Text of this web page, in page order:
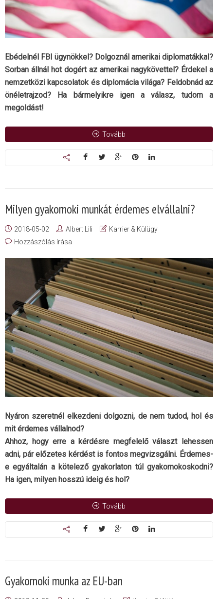
Ebédelnél FBI ügynökkel? Dolgoznál amerikai diplomatákkal?
Sorban állnál hot dogért az amerikai nagykövettel? Érdekel a
nemzetközi kapcsolatok és diplomácia világa? Feldobnád az
önéletrajzod? Ha bármelyikre igen a válasz, tudom a
megoldást!
Tovább
Milyen gyakornoki munkát érdemes elvállalni?
2018-05-02 Albert Lili
Karrier & Külügy
Hozzászólás írása
Nyáron szeretnél elkezdeni dolgozni, de nem tudod, hol és
mit érdemes vállalnod?
Ahhoz, hogy erre a kérdésre megfelelő választ lehessen
adni, pár előzetes kérdést is fontos megvizsgálni. Érdemes-
e egyáltalán a kötelező gyakorlaton túl gyakornokoskodni?
Ha igen, milyen hosszú ideig és hol?
Tovább
Gyakornoki munka az EU-ban